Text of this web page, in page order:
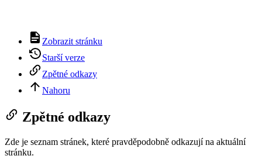
Zobrazit stránku
Starší verze
Zpětné odkazy
Nahoru
Zpětné odkazy
Zde je seznam stránek, které pravděpodobně odkazují na aktuální
stránku.